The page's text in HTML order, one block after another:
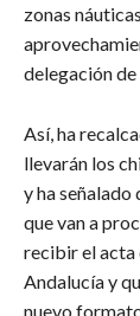
zonas
delegación
Así, ha
llevarán los
y ha señalado
que van a
recibir el acta
Andalucía y
nuevo